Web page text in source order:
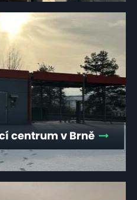
centrum v Brně